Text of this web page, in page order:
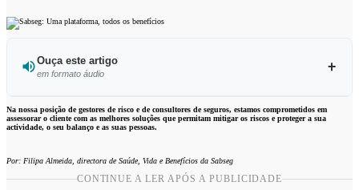
Ouça este artigo
em formato áudio
Ouvir este artigo
Na nossa posição de gestores de risco e de consultores de seguros, estamos comprometidos em
assessorar o cliente com as melhores soluções que permitam mitigar os riscos e proteger a sua
actividade, o seu balanço e as suas pessoas.
Por: Filipa Almeida, directora de Saúde, Vida e Benefícios da Sabseg
CONTINUE A LER APÓS A PUBLICIDADE